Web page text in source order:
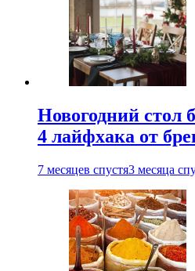
Новогодний стол
4 лайфхака от
7 месяцев спустя3 месяца